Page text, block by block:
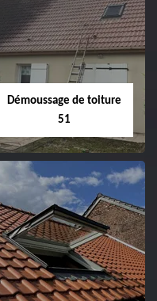
Démoussage de toiture
51
Démoussage de
toiture 51